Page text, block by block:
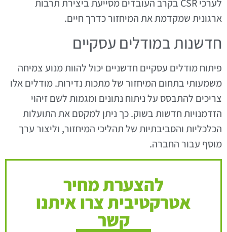
לערכי CSR בקרב העובדים מסייעת ביצירת תרבות
ארגונית שמקדמת את המיחזור כדרך חיים.
חדשנות במודלים עסקיים
פיתוח מודלים עסקיים חדשניים יכול להוות מנוע צמיחה
משמעותי בתחום המיחזור של מתכות נדירות. מודלים אלו
צריכים להתבסס על ניתוח נתונים ומגמות לשם זיהוי
הזדמנויות חדשות בשוק. כך ניתן למקסם את התועלות
הכלכליות והסביבתיות של תהליכי המיחזור, וליצור ערך
מוסף עבור החברה.
להצערת מחיר
אטרקטיבית צרו איתנו
קשר